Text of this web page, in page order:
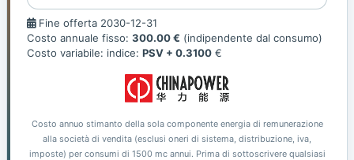
Fine
offerta
Fine offerta 2030-12-31
Costo annuale fisso: 300.00 € (indipendente dal consumo)
Costo variabile: indice: PSV + 0.3100 €
Costo annuo stimanto della sola componente energia di remunerazione
alla società di vendita (esclusi oneri di sistema, distribuzione, iva,
imposte) per consumi di 1500 mc annui. Prima di sottoscrivere qualsiasi